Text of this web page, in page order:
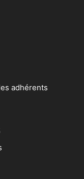
adhérents